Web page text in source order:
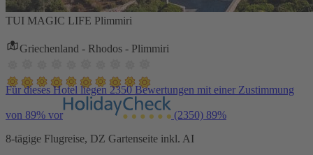
TUI MAGIC LIFE Plimmiri
Griechenland - Rhodos - Plimmiri
Für dieses Hotel liegen 2350 Bewertungen mit einer Zustimmung
von 89% vor (2350) 89%
8-tägige Flugreise, DZ Gartenseite inkl. AI